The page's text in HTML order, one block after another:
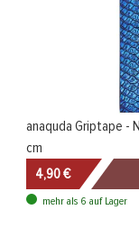
anaquda Griptape -
cm
4,90 €
mehr als 6 auf Lager